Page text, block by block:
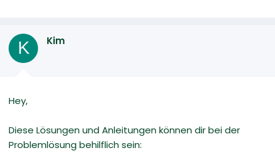
K Kim
Hey,
Diese Lösungen und Anleitungen können dir bei der
Problemlösung behilflich sein: